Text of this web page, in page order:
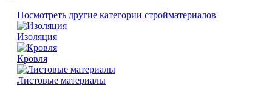
Посмотреть другие категории стройматериалов
Изоляция
Кровля
Листовые материалы